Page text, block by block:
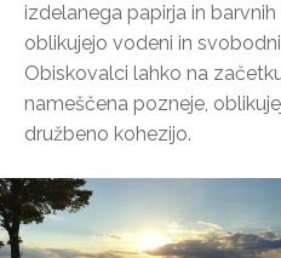
izdelanega papirja in
oblikujejo vodeni in
Obiskovalci lahko na
nameščena pozneje,
družbeno kohezijo.